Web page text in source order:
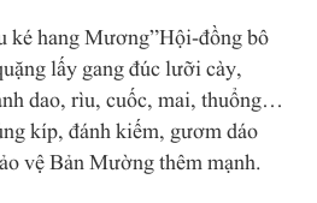
ké hang Mương”Hội-đồng bô
lấy gang đúc lưỡi cày,
dao, rìu, cuốc, mai, thuổng…
kíp, đánh kiếm, gươm dáo
vệ Bản Mường thêm mạnh.